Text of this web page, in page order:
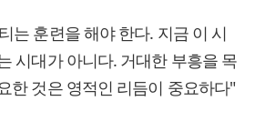
는 훈련을 해야 한다. 지금 이 시
시대가 아니다. 거대한 부흥을 목
한 것은 영적인 리듬이 중요하다"